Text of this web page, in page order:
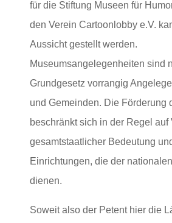
für die Stiftung Museen für
den Verein Cartoonlobby e.V.
Aussicht gestellt werden.
Museumsangelegenheiten sind
Grundgesetz vorrangig
und Gemeinden. Die Förderung
beschränkt sich in der Regel auf
gesamtstaatlicher Bedeutung
Einrichtungen, die der
dienen.
Soweit also der Petent hier die